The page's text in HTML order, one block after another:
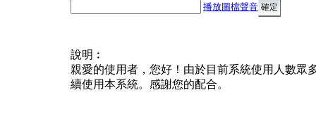
播放圖檔聲音
說明︰
親愛的使用者，您好！由於目前系統使用人數眾
續使用本系統。感謝您的配合。